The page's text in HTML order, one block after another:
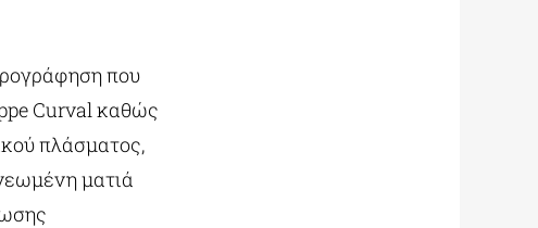
που
Curval καθώς
πλάσματος,
ματιά